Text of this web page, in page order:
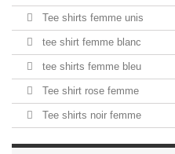
Tee shirts femme unis
tee shirt femme blanc
tee shirts femme bleu
Tee shirt rose femme
Tee shirts noir femme